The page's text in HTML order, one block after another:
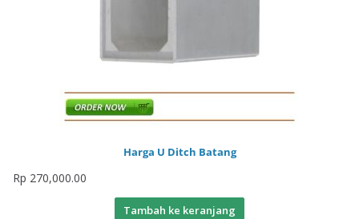
Harga U Ditch Batang
Rp 270,000.00
Tambah ke keranjang